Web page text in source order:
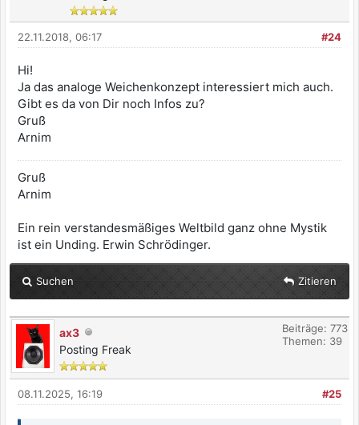
#24
22.11.2018, 06:17
Hi!
Ja das analoge Weichenkonzept interessiert mich auch.
Gibt es da von Dir noch Infos zu?
Gruß
Arnim
Gruß
Arnim
Ein rein verstandesmäßiges Weltbild ganz ohne Mystik
ist ein Unding. Erwin Schrödinger.
Suchen Zitieren
ax3
Posting Freak
Beiträge: 773
Themen: 39
#25
08.11.2025, 16:19